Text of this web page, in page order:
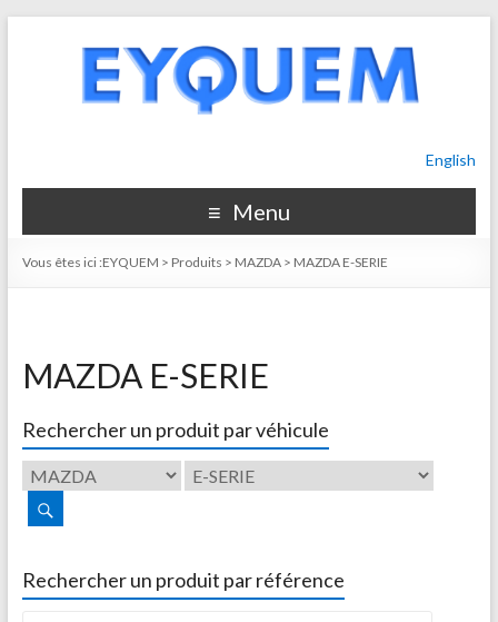
English
Menu
Vous êtes ici :EYQUEM > Produits > MAZDA> MAZDA E-SERIE
MAZDA E-SERIE
Rechercher un produit par véhicule
Rechercher un produit par référence